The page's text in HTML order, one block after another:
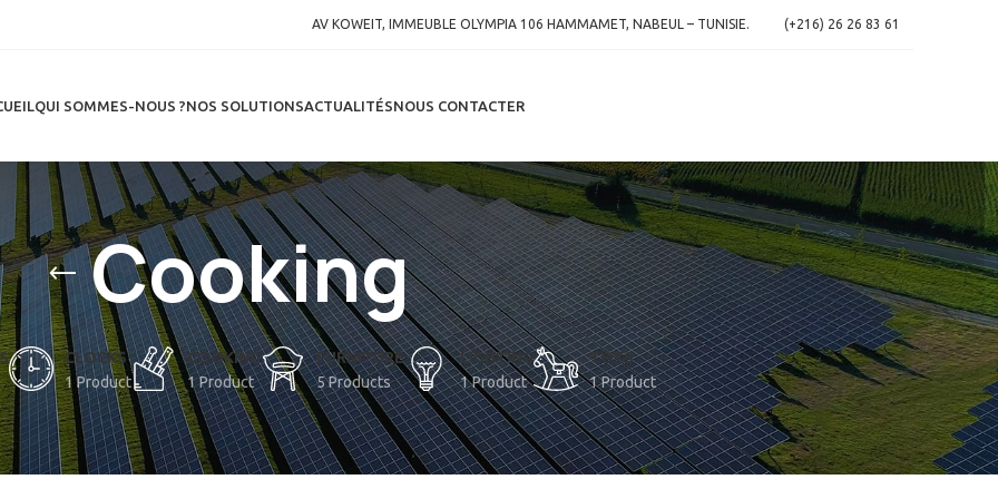
AV KOWEIT, IMMEUBLE OLYMPIA 106 HAMMAMET, NABEUL – TUNISIE. (+216) 26 26 83 61
QUI SOMMES-NOUS ?NOS SOLUTIONSACTUALITÉSNOUS CONTACTER
Cooking
CLOCKS
1 Product
COOKING
1 Product
FURNITURE
5 Products
LIGHTING
1 Product
TOYS
1 Product